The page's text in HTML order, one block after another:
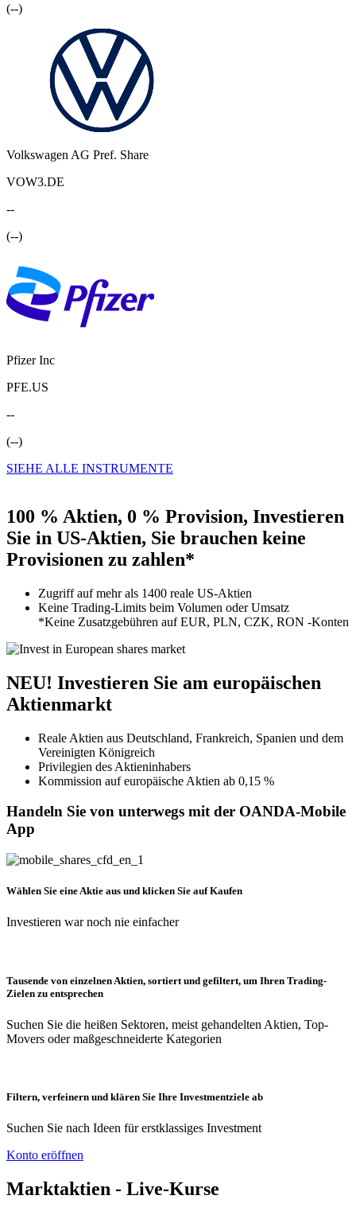
(--)
Volkswagen AG Pref. Share
VOW3.DE
--
(--)
Pfizer Inc
PFE.US
--
(--)
SIEHE ALLE INSTRUMENTE
100 % Aktien, 0 % Provision, Investieren
Sie in US-Aktien, Sie brauchen keine
Provisionen zu zahlen*
Zugriff auf mehr als 1400 reale US-Aktien
Keine Trading-Limits beim Volumen oder Umsatz
*Keine Zusatzgebühren aufEUR, PLN, CZK, RON -Konten
NEU! Investieren Sie am europäischen
Aktienmarkt
Reale Aktien aus Deutschland, Frankreich, Spanien und dem
Vereinigten Königreich
Privilegien des Aktieninhabers
Kommission auf europäische Aktien ab 0,15 %
Handeln Sie von unterwegs mit der OANDA-Mobile
App
Wählen Sie eine Aktie aus und klicken Sie auf Kaufen
Investieren war noch nie einfacher
Tausende von einzelnen Aktien, sortiert und gefiltert, um Ihren Trading-
Zielen zu entsprechen
Suchen Sie die heißen Sektoren, meist gehandelten Aktien, Top-
Movers oder maßgeschneiderte Kategorien
Filtern, verfeinern und klären Sie Ihre Investmentziele ab
Suchen Sie nach Ideen für erstklassiges Investment
Konto eröffnen
Marktaktien - Live-Kurse